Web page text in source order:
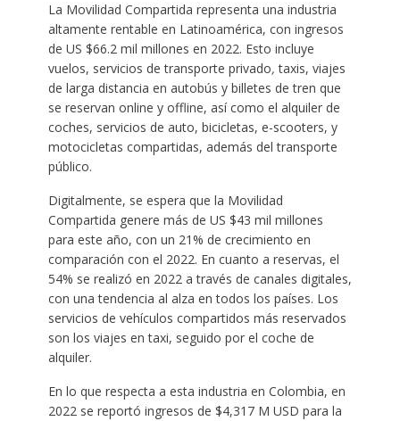
La Movilidad Compartida representa una industria
altamente rentable en Latinoamérica, con ingresos
de US $66.2 mil millones en 2022. Esto incluye
vuelos, servicios de transporte privado,taxis, viajes
de larga distancia en autobús y billetes de tren que
se reservan online y offline, así como el alquiler de
coches, servicios de auto, bicicletas, e-scooters, y
motocicletas compartidas, además del transporte
público.
Digitalmente, se espera que la Movilidad
Compartida genere más de US $43 mil millones
para este año, con un 21% de crecimiento en
comparación con el 2022. En cuanto a reservas, el
54% se realizó en 2022 a través de canales digitales,
con una tendencia al alza en todos los países. Los
servicios de vehículos compartidos más reservados
son los viajes en taxi, seguido por el coche de
alquiler.
En lo que respecta a esta industria en Colombia, en
2022 se reportó ingresos de $4,317 M USD para la